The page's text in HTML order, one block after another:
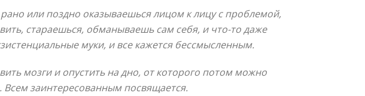
или поздно оказываешься лицом к лицу с проблемой,
стараешься, обманываешь сам себя, и что-то даже
муки, и все кажется бессмысленным.
мозги и опустить на дно, от которого потом можно
Всем заинтересованным посвящается.